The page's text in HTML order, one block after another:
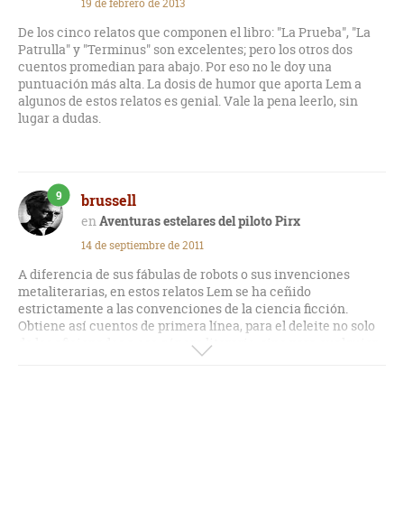
19 de febrero de 2013
De los cinco relatos que componen el libro: "La Prueba", "La
Patrulla" y "Terminus" son excelentes; pero los otros dos
cuentos promedian para abajo. Por eso no le doy una
puntuación más alta. La dosis de humor que aporta Lem a
algunos de estos relatos es genial. Vale la pena leerlo, sin
lugar a dudas.
brussell
Aventuras estelares del piloto Pirx
9
14 de septiembre de 2011
A diferencia de sus fábulas de robots o sus invenciones
metaliterarias, en estos relatos Lem se ha ceñido
estrictamente a las convenciones de la ciencia ficción.
Obtiene así cuentos de primera línea, para el deleite no solo
de los aficionados a ese género literario, sino para cualquier
lector que disfrute de los cuentos bien contados.